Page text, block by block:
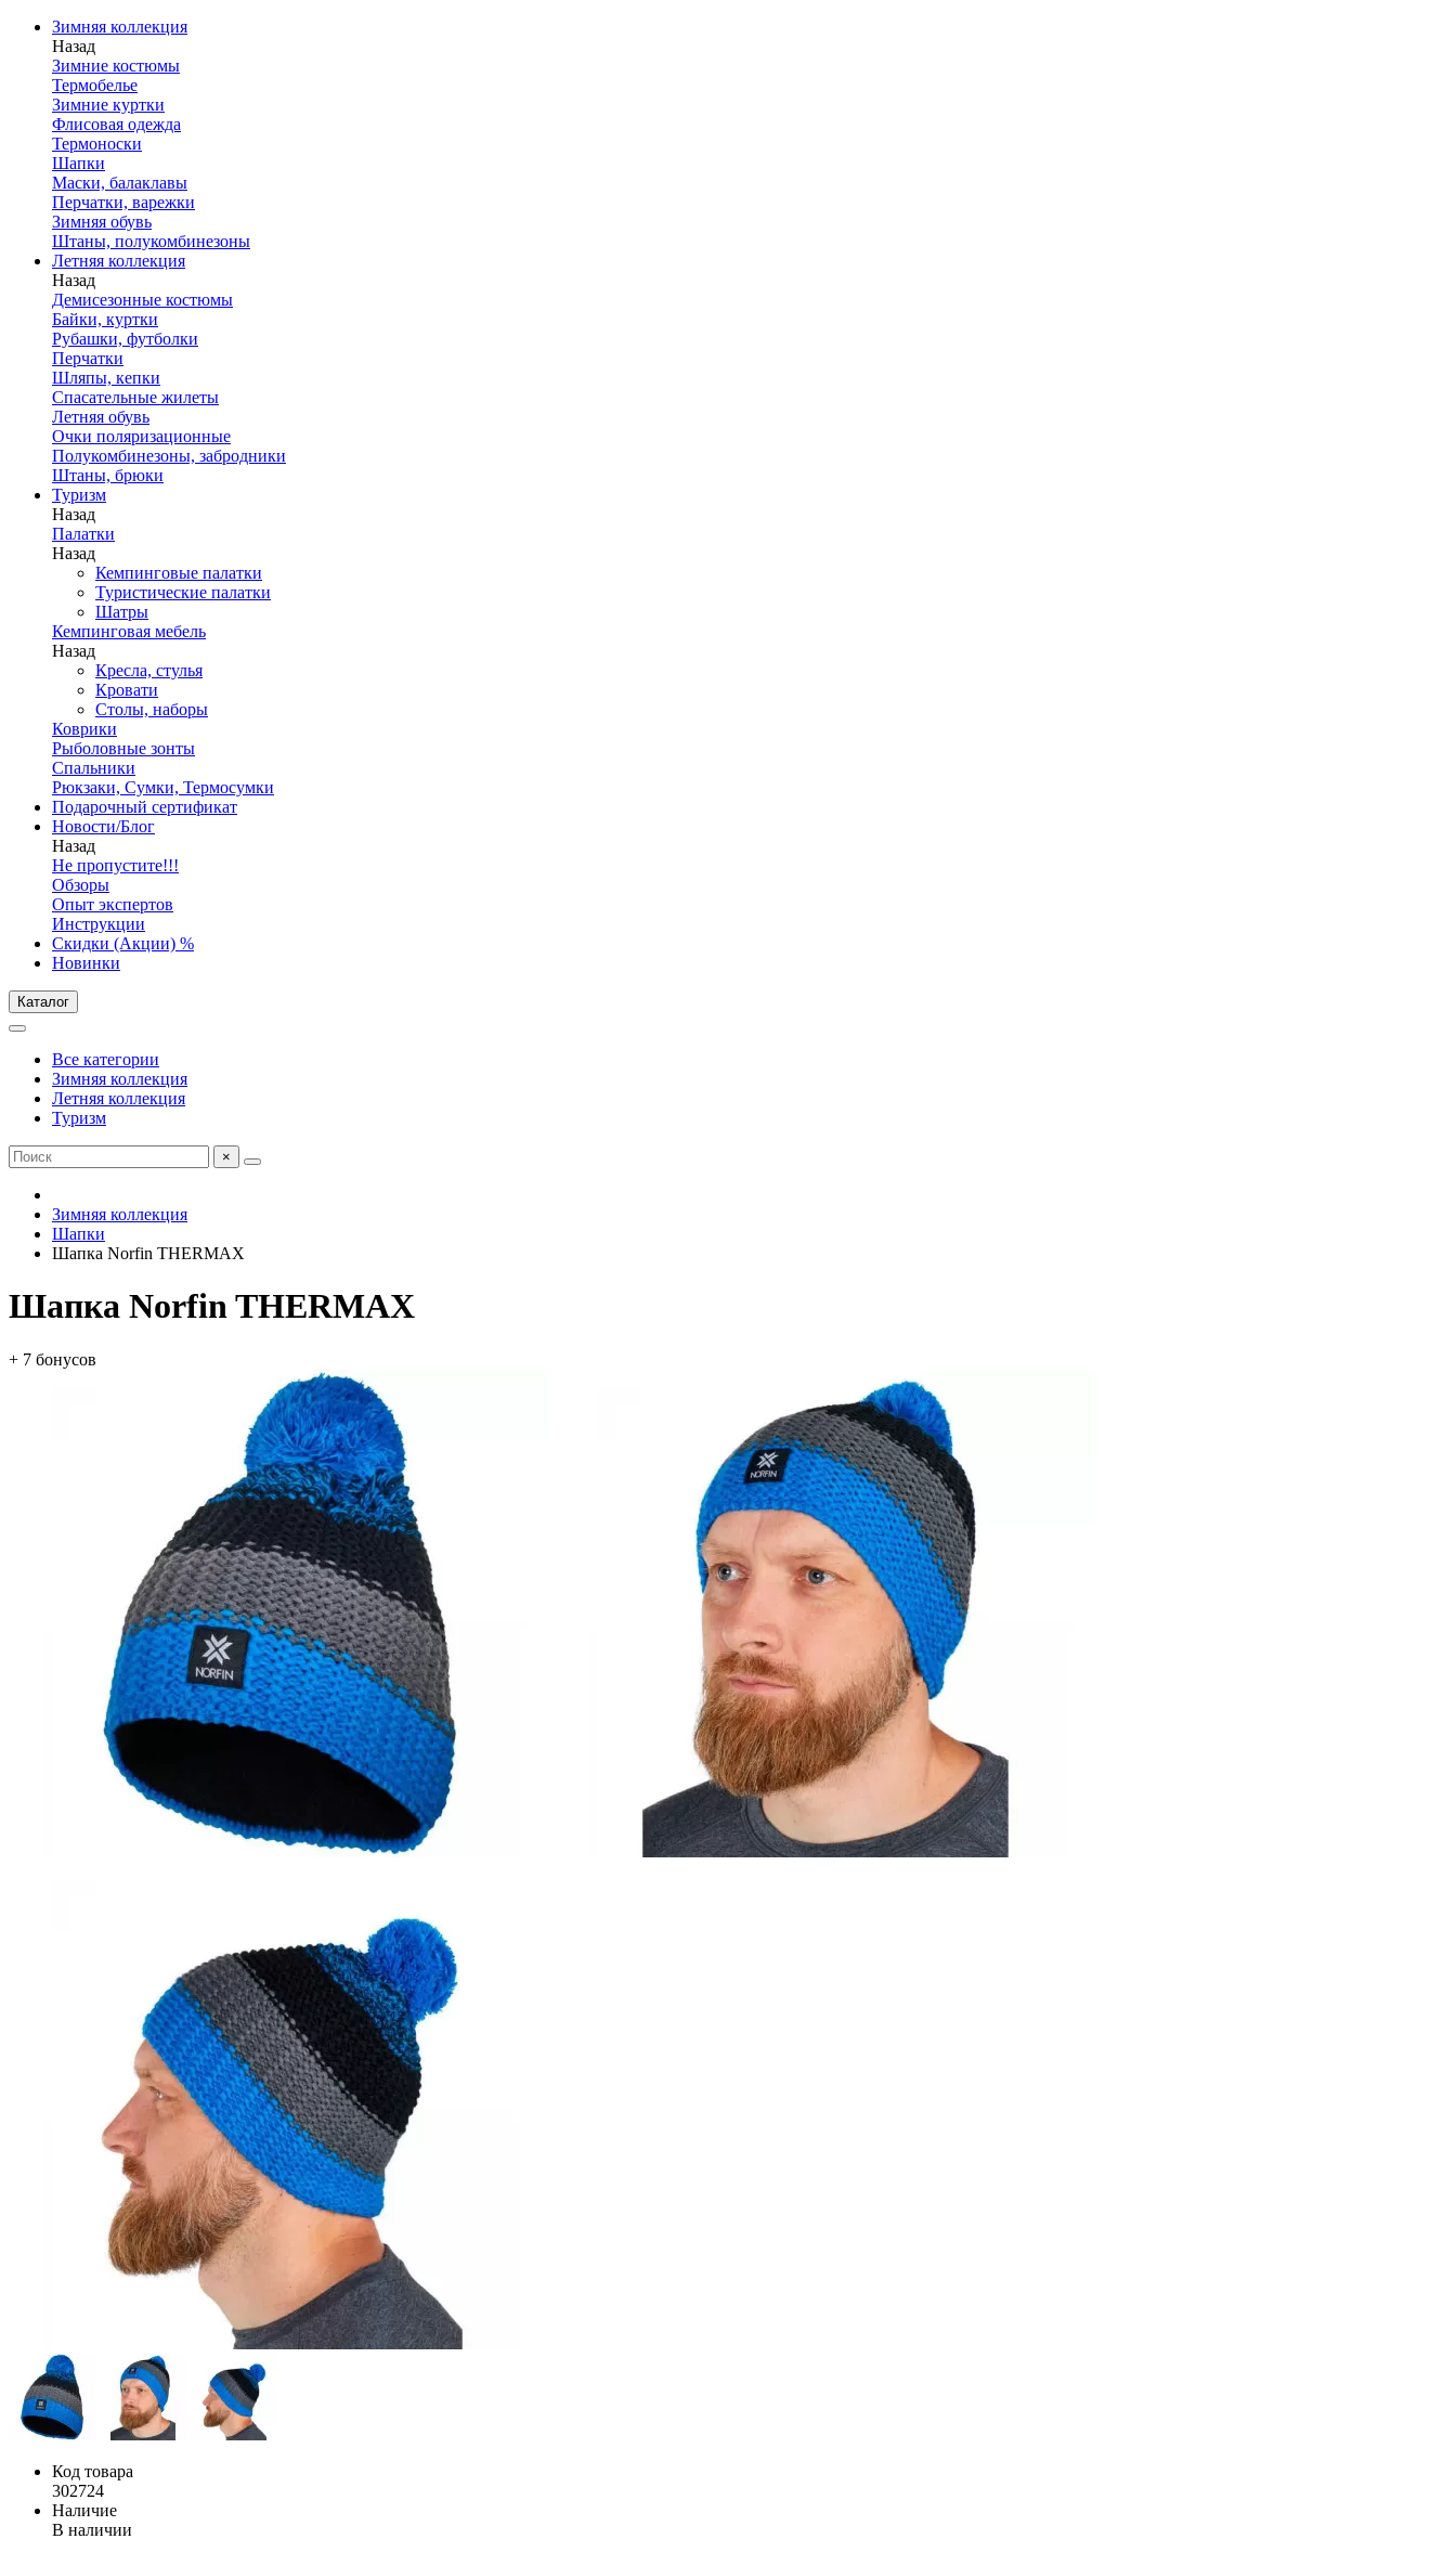
Зимняя коллекция
Назад
Зимние костюмы
Термобелье
Зимние куртки
Флисовая одежда
Термоноски
Шапки
Маски, балаклавы
Перчатки, варежки
Зимняя обувь
Штаны, полукомбинезоны
Летняя коллекция
Назад
Демисезонные костюмы
Байки, куртки
Рубашки, футболки
Перчатки
Шляпы, кепки
Спасательные жилеты
Летняя обувь
Очки поляризационные
Полукомбинезоны, забродники
Штаны, брюки
Туризм
Назад
Палатки
Назад
Кемпинговые палатки
Туристические палатки
Шатры
Кемпинговая мебель
Назад
Кресла, стулья
Кровати
Столы, наборы
Коврики
Рыболовные зонты
Спальники
Рюкзаки, Сумки, Термосумки
Подарочный сертификат
Новости/Блог
Назад
Не пропустите!!!
Обзоры
Опыт экспертов
Инструкции
Скидки (Акции) %
Новинки
Каталог
Все категории
Зимняя коллекция
Летняя коллекция
Туризм
×
Зимняя коллекция
Шапки
Шапка Norfin THERMAX
Шапка Norfin THERMAX
+ 7 бонусов
Код товара
302724
Наличие
В наличии